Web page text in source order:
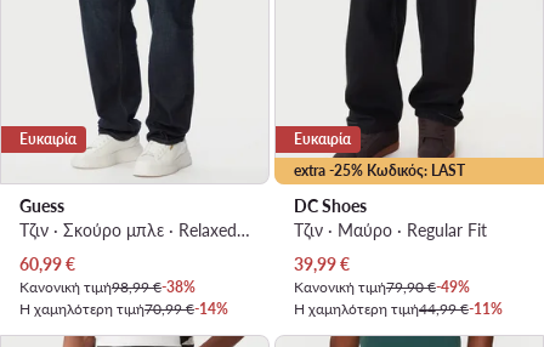
Ευκαιρία
Guess
Τζιν · Σκούρο μπλε · Relaxed Fit
Τρέχουσα τιμή
60,99€
Κανονική τιμή98,99 €-38%
Η χαμηλότερη τιμή70,99 €-14%
extra -25% Κωδικός: LAST
Ευκαιρία
DC Shoes
Τζιν · Μαύρο · Regular Fit
Τρέχουσα τιμή
39,99€
Κανονική τιμή79,90 €-49%
Η χαμηλότερη τιμή44,99 €-11%